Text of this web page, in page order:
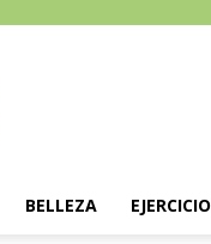
BELLEZA EJERCICIO